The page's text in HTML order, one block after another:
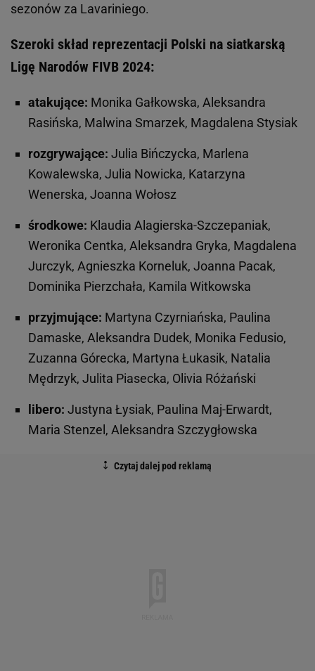
sezonów za Lavariniego.
Szeroki skład reprezentacji Polski na siatkarską
Ligę Narodów FIVB 2024:
atakujące: Monika Gałkowska, Aleksandra
Rasińska, Malwina Smarzek, Magdalena Stysiak
rozgrywające: Julia Bińczycka, Marlena
Kowalewska, Julia Nowicka, Katarzyna
Wenerska, Joanna Wołosz
środkowe: Klaudia Alagierska-Szczepaniak,
Weronika Centka, Aleksandra Gryka, Magdalena
Jurczyk, Agnieszka Korneluk, Joanna Pacak,
Dominika Pierzchała, Kamila Witkowska
przyjmujące: Martyna Czyrniańska, Paulina
Damaske, Aleksandra Dudek, Monika Fedusio,
Zuzanna Górecka, Martyna Łukasik, Natalia
Mędrzyk, Julita Piasecka, Olivia Różański
libero: Justyna Łysiak, Paulina Maj-Erwardt,
Maria Stenzel, Aleksandra Szczygłowska